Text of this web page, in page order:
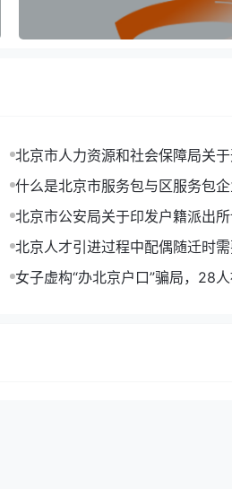
北京市人力资源和社会保障局关
户申报工作的通告
什么是北京市服务包与区服务包
北京市公安局关于印发户籍派出
行)的通知
北京人才引进过程中配偶随迁时
女子虚构“办北京户口”骗局，28